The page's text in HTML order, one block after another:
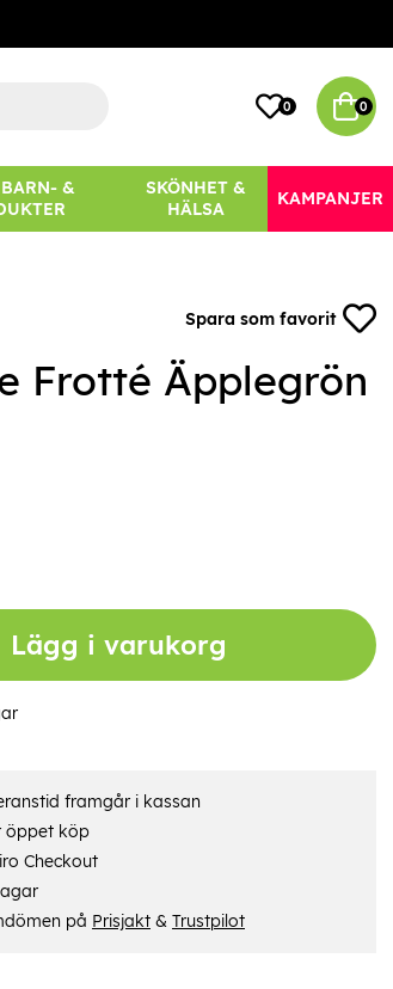
0 0
&
SKÖNHET &
HÄLSA
KAMPANJER
Spara som favorit
Frotté Äpplegrön
Lägg i varukorg
framgår i kassan
öppet köp
Checkout
på Prisjakt& Trustpilot